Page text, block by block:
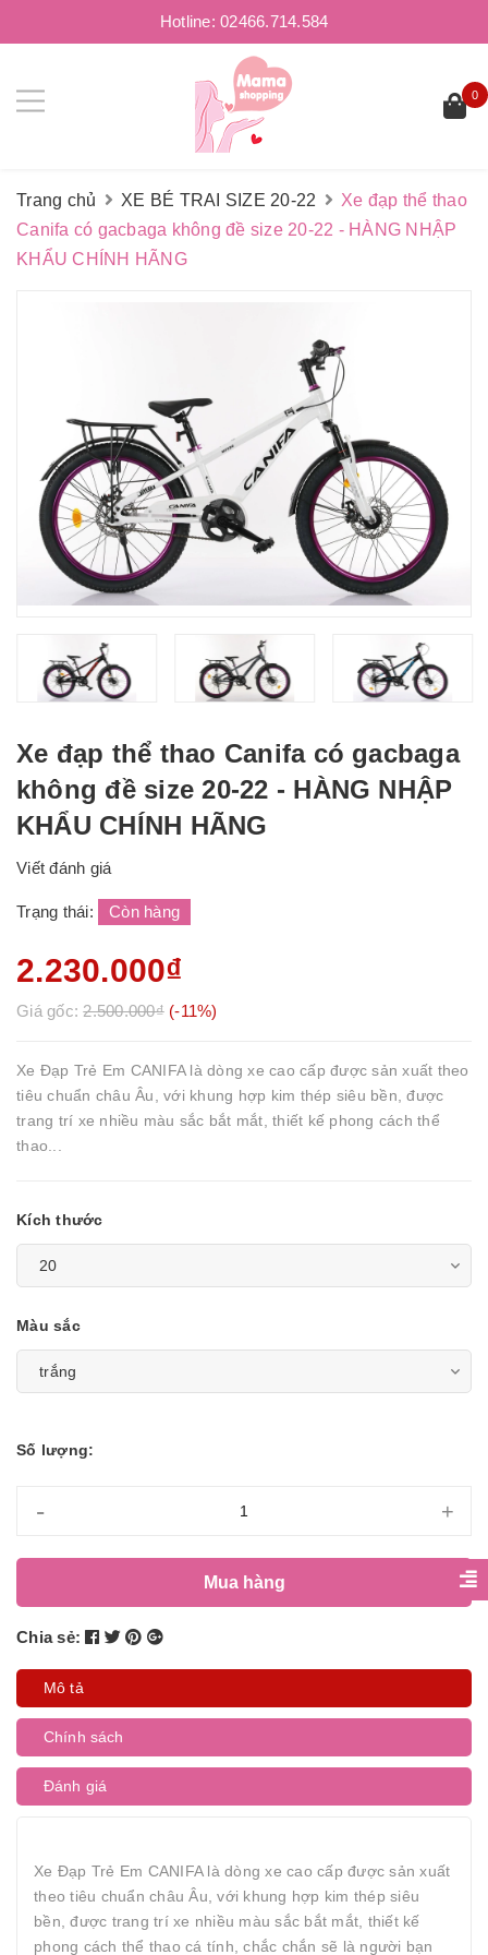
Hotline: 02466.714.584
0
Trang chủ XE BÉ TRAI SIZE 20-22
Xe đạp thể thao
Canifa có gacbaga không đề size 20-22 - HÀNG NHẬP
KHẨU CHÍNH HÃNG
Xe đạp thể thao Canifa có gacbaga
không đề size 20-22 - HÀNG NHẬP
KHẨU CHÍNH HÃNG
Viết đánh giá
Trạng thái: Còn hàng
2.230.000₫
Giá gốc:2.500.000₫ (-11%)
Xe Đạp Trẻ Em CANIFA là dòng xe cao cấp được sản xuất theo
tiêu chuẩn châu Âu, với khung hợp kim thép siêu bền, được
trang trí xe nhiều màu sắc bắt mắt, thiết kế phong cách thể
thao...
Kích thước
Màu sắc
Số lượng:
- +
Mua hàng
Chia sẻ:
Mô tả
Chính sách
Đánh giá
Xe Đạp Trẻ Em CANIFA là dòng xe cao cấp được sản xuất
theo tiêu chuẩn châu Âu, với khung hợp kim thép siêu
bền, được trang trí xe nhiều màu sắc bắt mắt, thiết kế
phong cách thể thao cá tính, chắc chắn sẽ là người bạn